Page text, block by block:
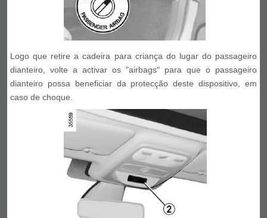
Logo que retire a cadeira para criança do lugar do passageiro
dianteiro, volte a activar os "airbags" para que o passageiro
dianteiro possa beneficiar da protecção deste dispositivo, em
caso de choque.